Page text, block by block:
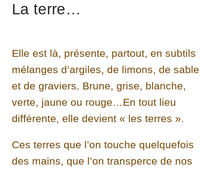
La terre…
Elle est là, présente, partout, en subtils
mélanges d’argiles, de limons, de sable
et de graviers. Brune, grise, blanche,
verte, jaune ou rouge…En tout lieu
différente, elle devient « les terres ».
Ces terres que l’on touche quelquefois
des mains, que l’on transperce de nos